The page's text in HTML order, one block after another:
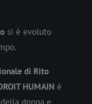
si è evoluto
di Rito
HUMAIN è